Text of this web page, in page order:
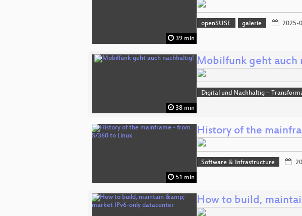
39 min
openSUSE galerie 2025-
38 min
Mobilfunk geht auch
Digital und Nachhaltig –
51 min
History of the
Software & Infrastructure
How to build,